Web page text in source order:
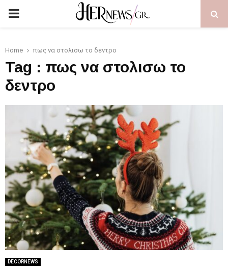
PRIMARY
Home πως να στολισω το δεντρο
Tag : πως να στολισω το
δεντρο
DECORNEWS